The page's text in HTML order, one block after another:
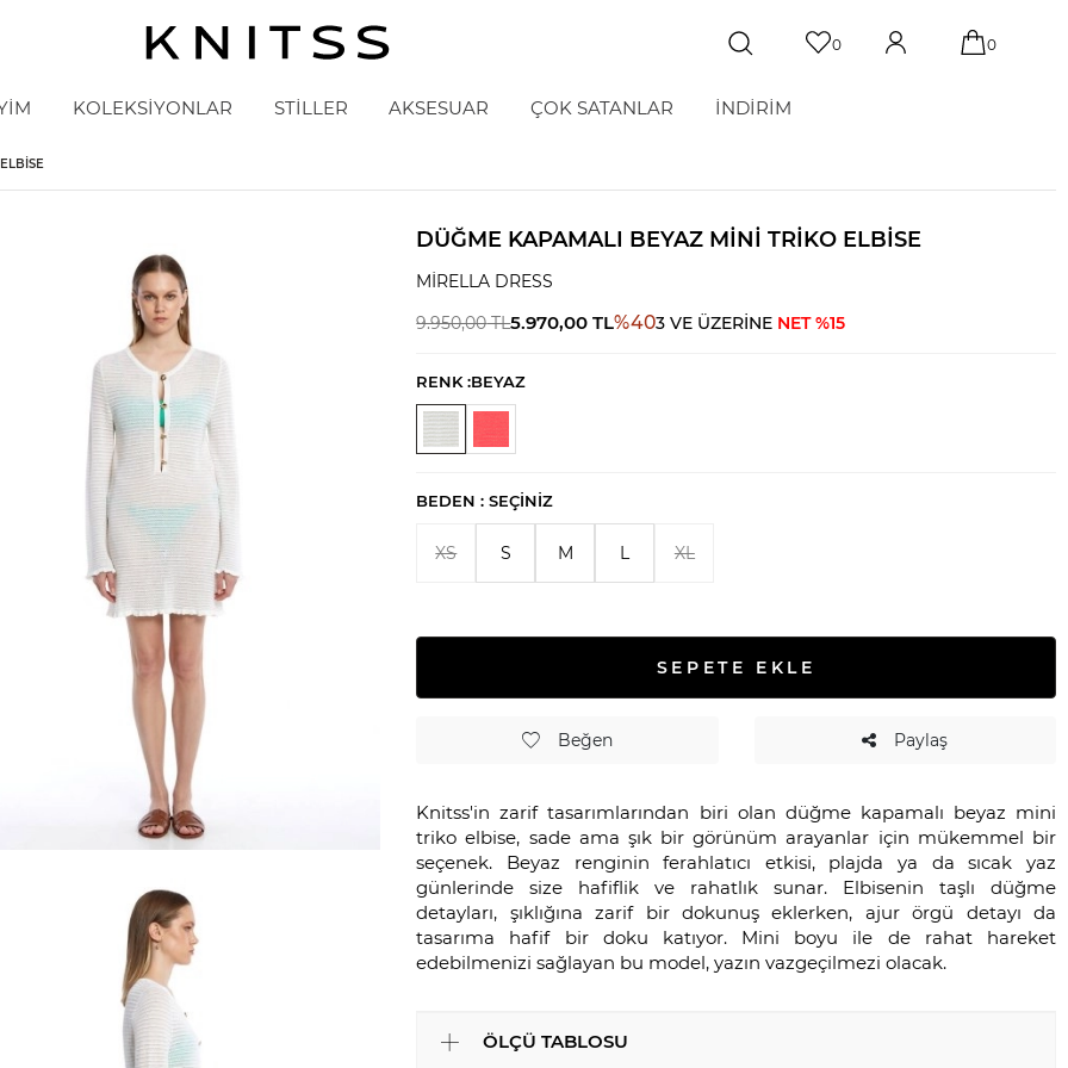
0 0
KOLEKSİYONLAR STİLLER AKSESUAR ÇOK SATANLAR İNDİRİM
DÜĞME KAPAMALI BEYAZ MINI TRIKO ELBISE
MIRELLA DRESS
9.950,00TL5.970,00 TL%403 VE ÜZERİNE NET %15
RENK :BEYAZ
BEDEN :SEÇINIZ
XS S M L XL
SEPETE EKLE
Beğen Paylaş
Knitss'in zarif tasarımlarından biri olan düğme kapamalı beyaz mini
triko elbise, sade ama şık bir görünüm arayanlar için mükemmel bir
seçenek. Beyaz renginin ferahlatıcı etkisi, plajda ya da sıcak yaz
günlerinde size hafiflik ve rahatlık sunar. Elbisenin taşlı düğme
detayları, şıklığına zarif bir dokunuş eklerken, ajur örgü detayı da
tasarıma hafif bir doku katıyor. Mini boyu ile de rahat hareket
edebilmenizi sağlayan bu model, yazın vazgeçilmezi olacak.
ÖLÇÜ TABLOSU